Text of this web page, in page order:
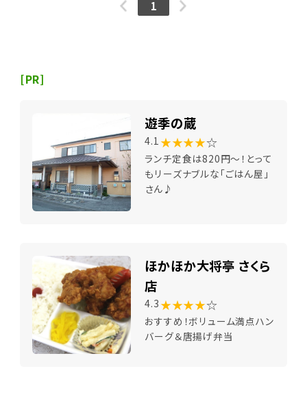
1
[PR]
遊季の蔵
4.1 ★★★★☆
ランチ定食は820円～！とって
もリーズナブルな「ごはん屋」
さん♪
ほかほか大将亭 さくら
店
4.3 ★★★★☆
おすすめ！ボリューム満点ハン
バーグ＆唐揚げ弁当